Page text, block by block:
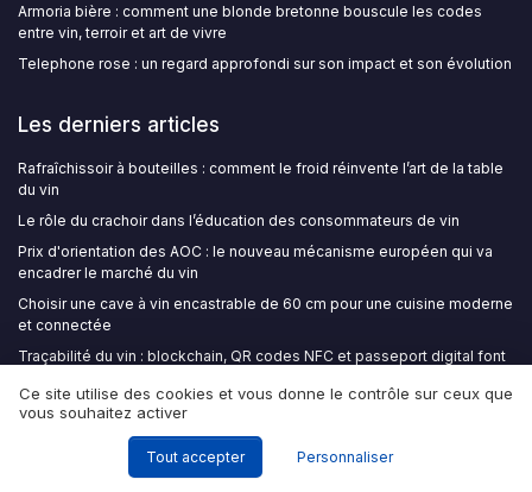
Armoria bière : comment une blonde bretonne bouscule les codes
entre vin, terroir et art de vivre
Telephone rose : un regard approfondi sur son impact et son évolution
Les derniers articles
Rafraîchissoir à bouteilles : comment le froid réinvente l’art de la table
du vin
Le rôle du crachoir dans l’éducation des consommateurs de vin
Prix d'orientation des AOC : le nouveau mécanisme européen qui va
encadrer le marché du vin
Choisir une cave à vin encastrable de 60 cm pour une cuisine moderne
et connectée
Traçabilité du vin : blockchain, QR codes NFC et passeport digital font
Wine Insiders
Ce site utilise des cookies et vous donne le contrôle sur ceux que
vous souhaitez activer
Tout accepter Personnaliser